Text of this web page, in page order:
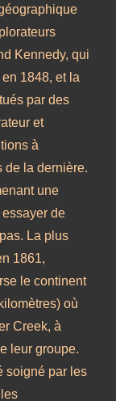
Kennedy, qui
1848, et la
par des
et
à
de la dernière.
une
de
La plus
1861,
le continent
où
Creek, à
leur groupe.
soigné par les